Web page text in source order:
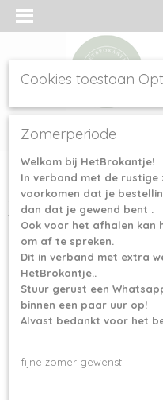
Home> Scheepjes garen>
Scheepjes Chunky Monkey
Cookies toestaan
Zomerperiode
Welkom bij HetBrokantje!
In verband met de rustige
voorkomen dat je
dan dat je gewend bent .
Ook voor het afhalen
om af te spreken.
Dit in verband met extra
HetBrokantje..
Stuur gerust een
binnen een paar uur op!
Alvast bedankt voor het
fijne zomer gewenst!